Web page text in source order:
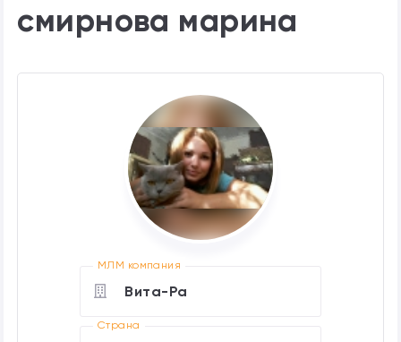
смирнова марина
МЛМ компания
Вита-Ра
Страна